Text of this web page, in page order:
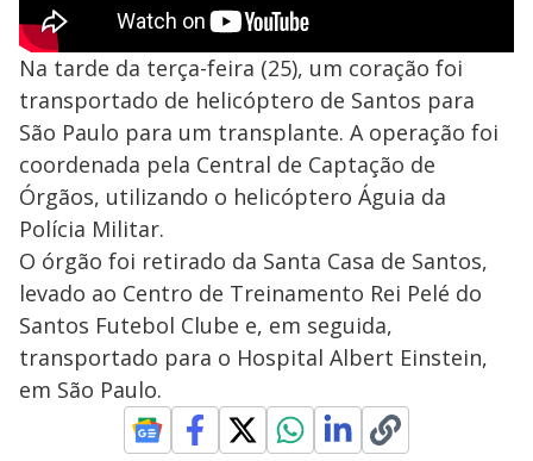
Na tarde da terça-feira (25), um coração foi
transportado de helicóptero de Santos para
São Paulo para um transplante. A operação foi
coordenada pela Central de Captação de
Órgãos, utilizando o helicóptero Águia da
Polícia Militar.
O órgão foi retirado da Santa Casa de Santos,
levado ao Centro de Treinamento Rei Pelé do
Santos Futebol Clube e, em seguida,
transportado para o Hospital Albert Einstein,
em São Paulo.